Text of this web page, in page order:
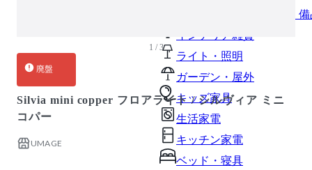
オフィスアクセサリー・
インテリア雑貨
ライト・照明
ガーデン・屋外
キッズ家具
生活家電
キッチン家電
ベッド・寝具
1 / 3
廃盤
Silvia mini copper フロアライト / シルヴィア ミニ
コパー
UMAGE